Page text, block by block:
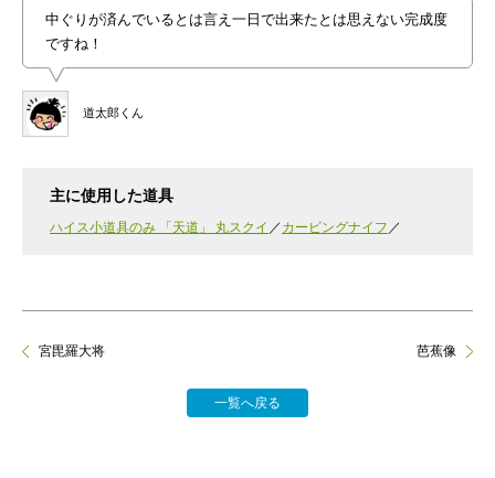
道太郎くん
中ぐりが済んでいるとは言え一日で出来たとは思えない完成度
ですね！
主に使用した道具
ハイス小道具のみ 「天道」 丸スクイ カービングナイフ
宮毘羅大将
一覧へ戻る
芭蕉像